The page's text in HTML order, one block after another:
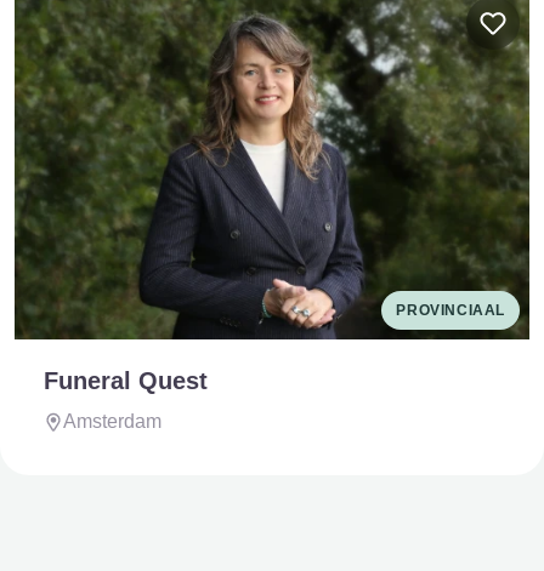
PROVINCIAAL
Funeral Quest
Amsterdam